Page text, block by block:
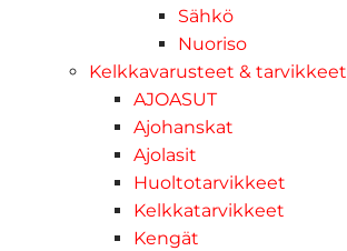
Sähkö
Nuoriso
Kelkkavarusteet & tarvikkeet
AJOASUT
Ajohanskat
Ajolasit
Huoltotarvikkeet
Kelkkatarvikkeet
Kengät